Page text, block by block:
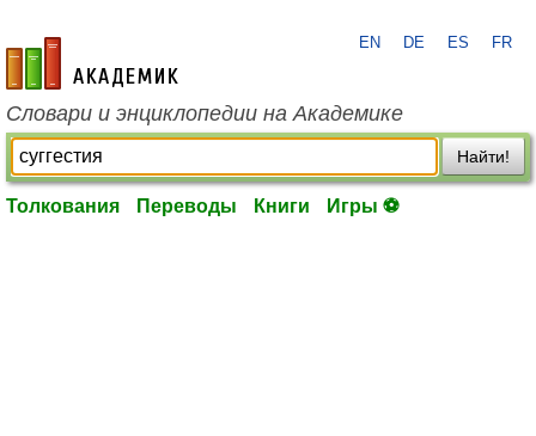
academic.ru
EN DE ES FR
Словари и энциклопедии на Академике
Найти!
Толкования Переводы Книги Игры ⚽